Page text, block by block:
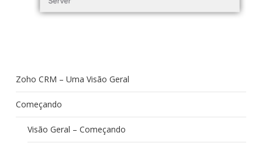
Zoho CRM – Uma Visão Geral
Começando
Visão Geral – Começando